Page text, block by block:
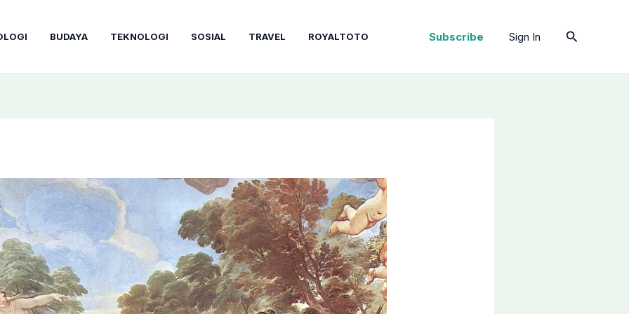
BUDAYA TEKNOLOGI SOSIAL TRAVEL ROYALTOTO Subscribe Sign In Cari